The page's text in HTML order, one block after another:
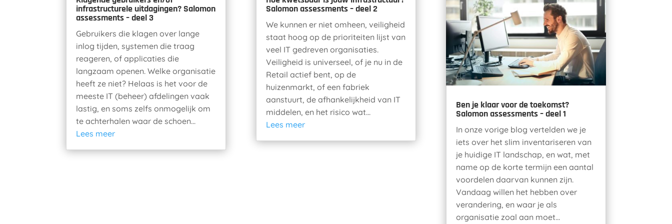
infrastructurele uitdagingen? Salomon
assessments – deel 3
Gebruikers die klagen over lange
inlog tijden, systemen die traag
reageren, of applicaties die
langzaam openen. Welke organisatie
heeft ze niet? Helaas is het voor de
meeste IT (beheer) afdelingen vaak
lastig, en soms zelfs onmogelijk om
te achterhalen waar de schoen...
Lees meer
Salomon assessments – deel 2
We kunnen er niet omheen, veiligheid
staat hoog op de prioriteiten lijst van
veel IT gedreven organisaties.
Veiligheid is universeel, of je nu in de
Retail actief bent, op de
huizenmarkt, of een fabriek
aanstuurt, de afhankelijkheid van IT
middelen, en het risico wat...
Lees meer
Ben je klaar voor de toekomst?
Salomon assessments – deel 1
In onze vorige blog vertelden we je
iets over het slim inventariseren van
je huidige IT landschap, en wat, met
name op de korte termijn een aantal
voordelen daarvan kunnen zijn.
Vandaag willen het hebben over
verandering, en waar je als
organisatie zoal aan moet...